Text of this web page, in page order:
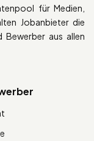
für Medien,
Jobanbieter die
Bewerber aus allen